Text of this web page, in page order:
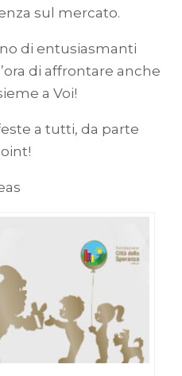
sul mercato.
di entusiasmanti
di affrontare anche
a Voi!
a tutti, da parte